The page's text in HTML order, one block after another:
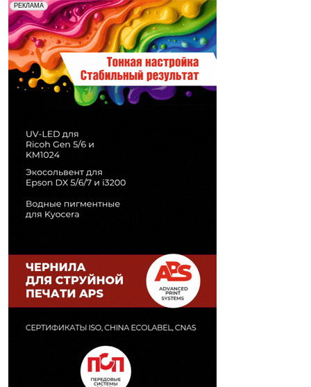
РЕКЛАМА
Реклама. Рекламодатель ООО "Передовые Системы
Печати" erid: 2SDnjd2d4Qz